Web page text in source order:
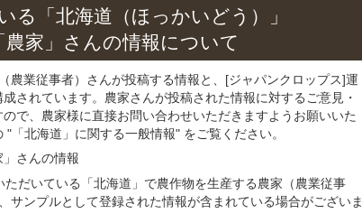
る
「北海道（ほっかいどう）」
農家」さんの情報について
農業従事者）さんが投稿する情報と、[ジャパンクロップス]運
されています。農家さんが投稿された情報に対するご意見・
で、農家様に直接お問い合わせいただきますようお願いいた
北海道」に関する一般情報" をご覧ください。
」さんの情報
だいている「北海道」で農作物を生産する農家（農業従事
サンプルとして登録された情報が含まれている場合がございま